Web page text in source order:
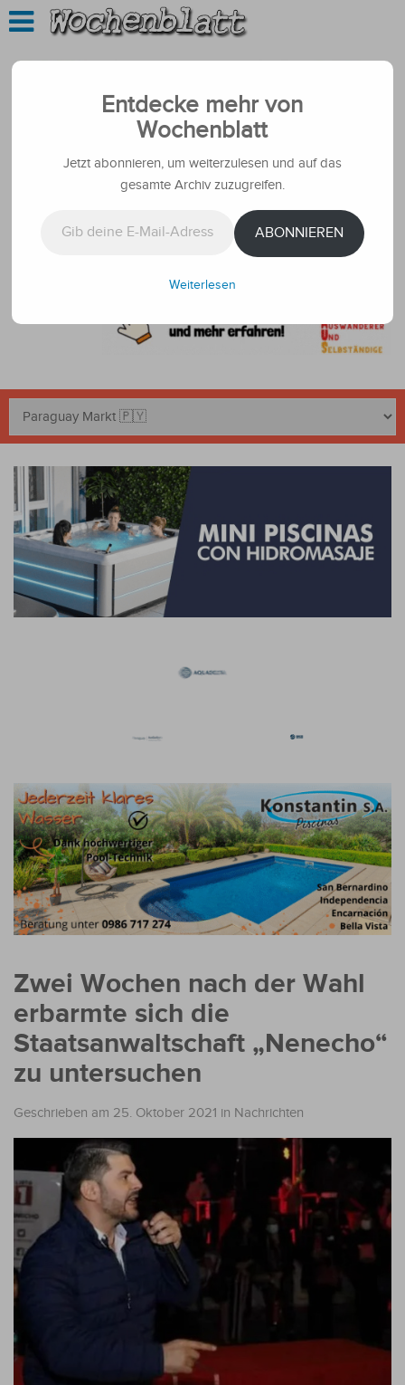
Zwei Wochen nach der Wahl
erbarmte sich die
Staatsanwaltschaft „Nenecho“
zu untersuchen
Geschrieben am 25. Oktober 2021 in Nachrichten
Entdecke mehr von
Wochenblatt
Jetzt abonnieren, um weiterzulesen und auf das
gesamte Archiv zuzugreifen.
ABONNIEREN
Weiterlesen